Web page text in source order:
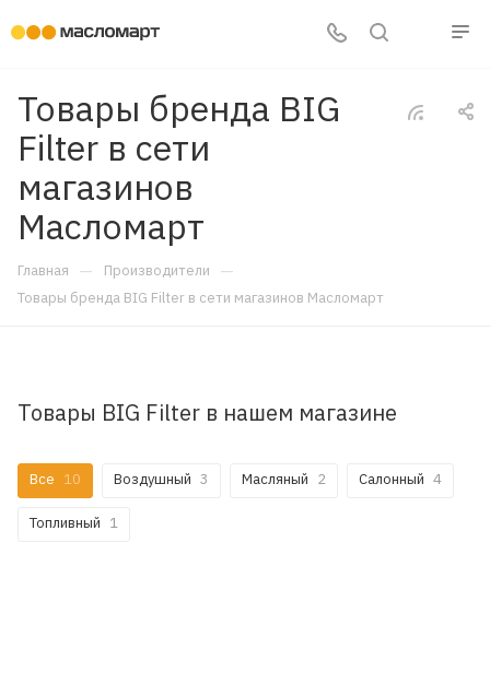
Товары бренда BIG
Filter в сети
магазинов
Масломарт
Главная — Производители —
Товары бренда BIG Filter в сети магазинов Масломарт
Товары BIG Filter в нашем магазине
Все 10 Воздушный 3 Масляный 2 Салонный 4
Топливный 1